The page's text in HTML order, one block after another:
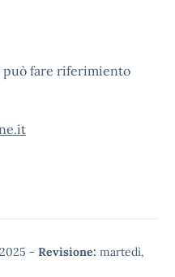
può fare riferimiento
- Revisione: martedì,